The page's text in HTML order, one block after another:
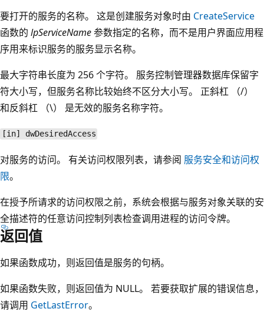
要打开的服务的名称。 这是创建服务对象时由 CreateService
函数的 lpServiceName参数指定的名称，而不是用户界面应用程
序用来标识服务的服务显示名称。
最大字符串长度为 256 个字符。 服务控制管理器数据库保留字
符大小写，但服务名称比较始终不区分大小写。 正斜杠 （/）
和反斜杠 （\） 是无效的服务名称字符。
[in] dwDesiredAccess
对服务的访问。 有关访问权限列表，请参阅 服务安全和访问权
限。
在授予所请求的访问权限之前，系统会根据与服务对象关联的安
全描述符的任意访问控制列表检查调用进程的访问令牌。
返回值
如果函数成功，则返回值是服务的句柄。
如果函数失败，则返回值为 NULL。 若要获取扩展的错误信息，
请调用 GetLastError。